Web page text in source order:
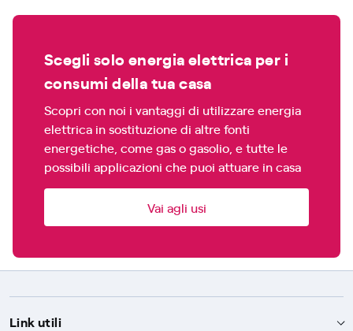
Scegli solo energia elettrica per i
consumi della tua casa
Scopri con noi i vantaggi di utilizzare energia
elettrica in sostituzione di altre fonti
energetiche, come gas o gasolio, e tutte le
possibili applicazioni che puoi attuare in casa
Vai agli usi
Link utili